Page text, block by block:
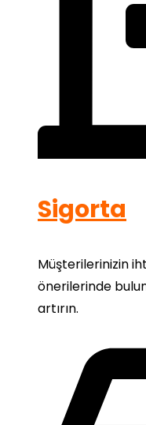
Sigorta
Müşterilerinizin
önerilerinde
artırın.